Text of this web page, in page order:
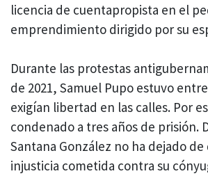
licencia de cuentapropista en el
emprendimiento dirigido por su
Durante las protestas
de 2021, Samuel Pupo estuvo
exigían libertad en las calles. Por
condenado a tres años de prisión.
Santana González no ha dejado
injusticia cometida contra su